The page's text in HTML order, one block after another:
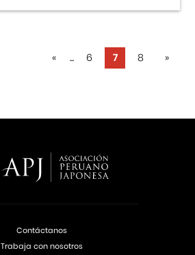
« ... 6 7 8 »
Contáctanos
Trabaja con nosotros